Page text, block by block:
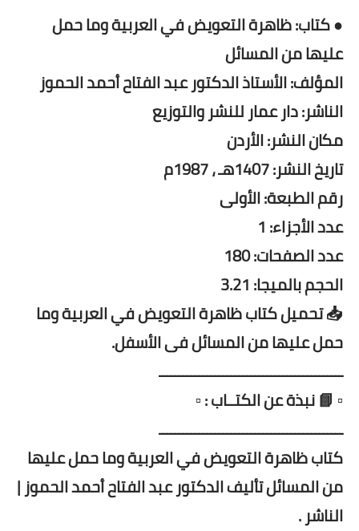
● كتاب: ظاهرة التعويض في العربية وما حمل
عليها من المسائل
المؤلف: الأستاذ الدكتور عبد الفتاح أحمد الحموز
الناشر: دار عمار للنشر والتوزيع
مكان النشر: الأردن
تاريخ النشر: 1407هـ ، 1987م
رقم الطبعة: الأولى
عدد الأجزاء: 1
عدد الصفحات: 180
الحجم بالميجا: 3.21
📥 تحميل كتاب ظاهرة التعويض في العربية وما
حمل عليها من المسائل فى الأسفل.
ــــــــــــــــــــــــــــــــــــــــــــــ
▫️ 📘 نبذة عن الكتــاب : ▫️
ــــــــــــــــــــــــــــــــــــــــــــــ
كتاب ظاهرة التعويض في العربية وما حمل عليها
من المسائل تأليف الدكتور عبد الفتاح أحمد الحموز |
الناشر .